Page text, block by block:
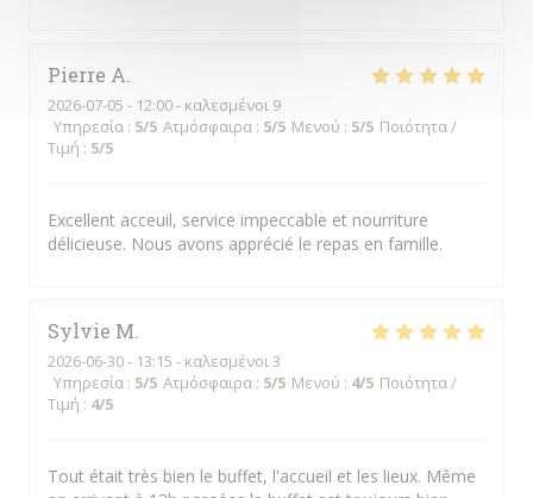
Pierre A
2026-07-05 - 12:00 - καλεσμένοι 9
Υπηρεσία : 5/5 Ατμόσφαιρα : 5/5 Μενού : 5/5 Ποιότητα /
Τιμή : 5/5
Excellent acceuil, service impeccable et nourriture
délicieuse. Nous avons apprécié le repas en famille.
Sylvie M
2026-06-30- 13:15 - καλεσμένοι 3
Υπηρεσία : 5/5 Ατμόσφαιρα : 5/5 Μενού : 4/5 Ποιότητα /
Τιμή : 4/5
Tout était très bien le buffet, l'accueil et les lieux. Même